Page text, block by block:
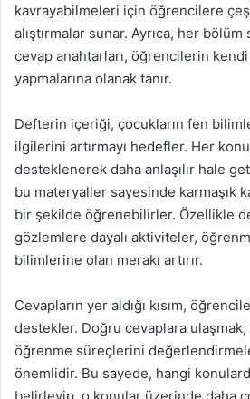
kavrayabilmeleri için öğrencilere
alıştırmalar sunar. Ayrıca, her
cevap anahtarları, öğrencilerin
yapmalarına olanak tanır.
Defterin içeriği, çocukların fen
ilgilerini artırmayı hedefler. Her
desteklenerek daha anlaşılır hale
bu materyaller sayesinde karmaşık
bir şekilde öğrenebilirler. Özellikle
gözlemlere dayalı aktiviteler,
bilimlerine olan merakı artırır.
Cevapların yer aldığı kısım,
destekler. Doğru cevaplara
öğrenme süreçlerini
önemlidir. Bu sayede, hangi
belirleyip, o konular üzerinde daha